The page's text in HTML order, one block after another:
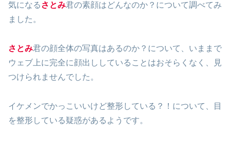
気になる さとみ君の素顔はどんなのか？について調べてみ
ました。
さとみ君の顔全体の写真はあるのか？について、いままで
ウェブ上に完全に顔出ししていることはおそらくなく、見
つけられませんでした。
イケメンでかっこいいけど整形している？！について、目
を整形している疑惑があるようです。